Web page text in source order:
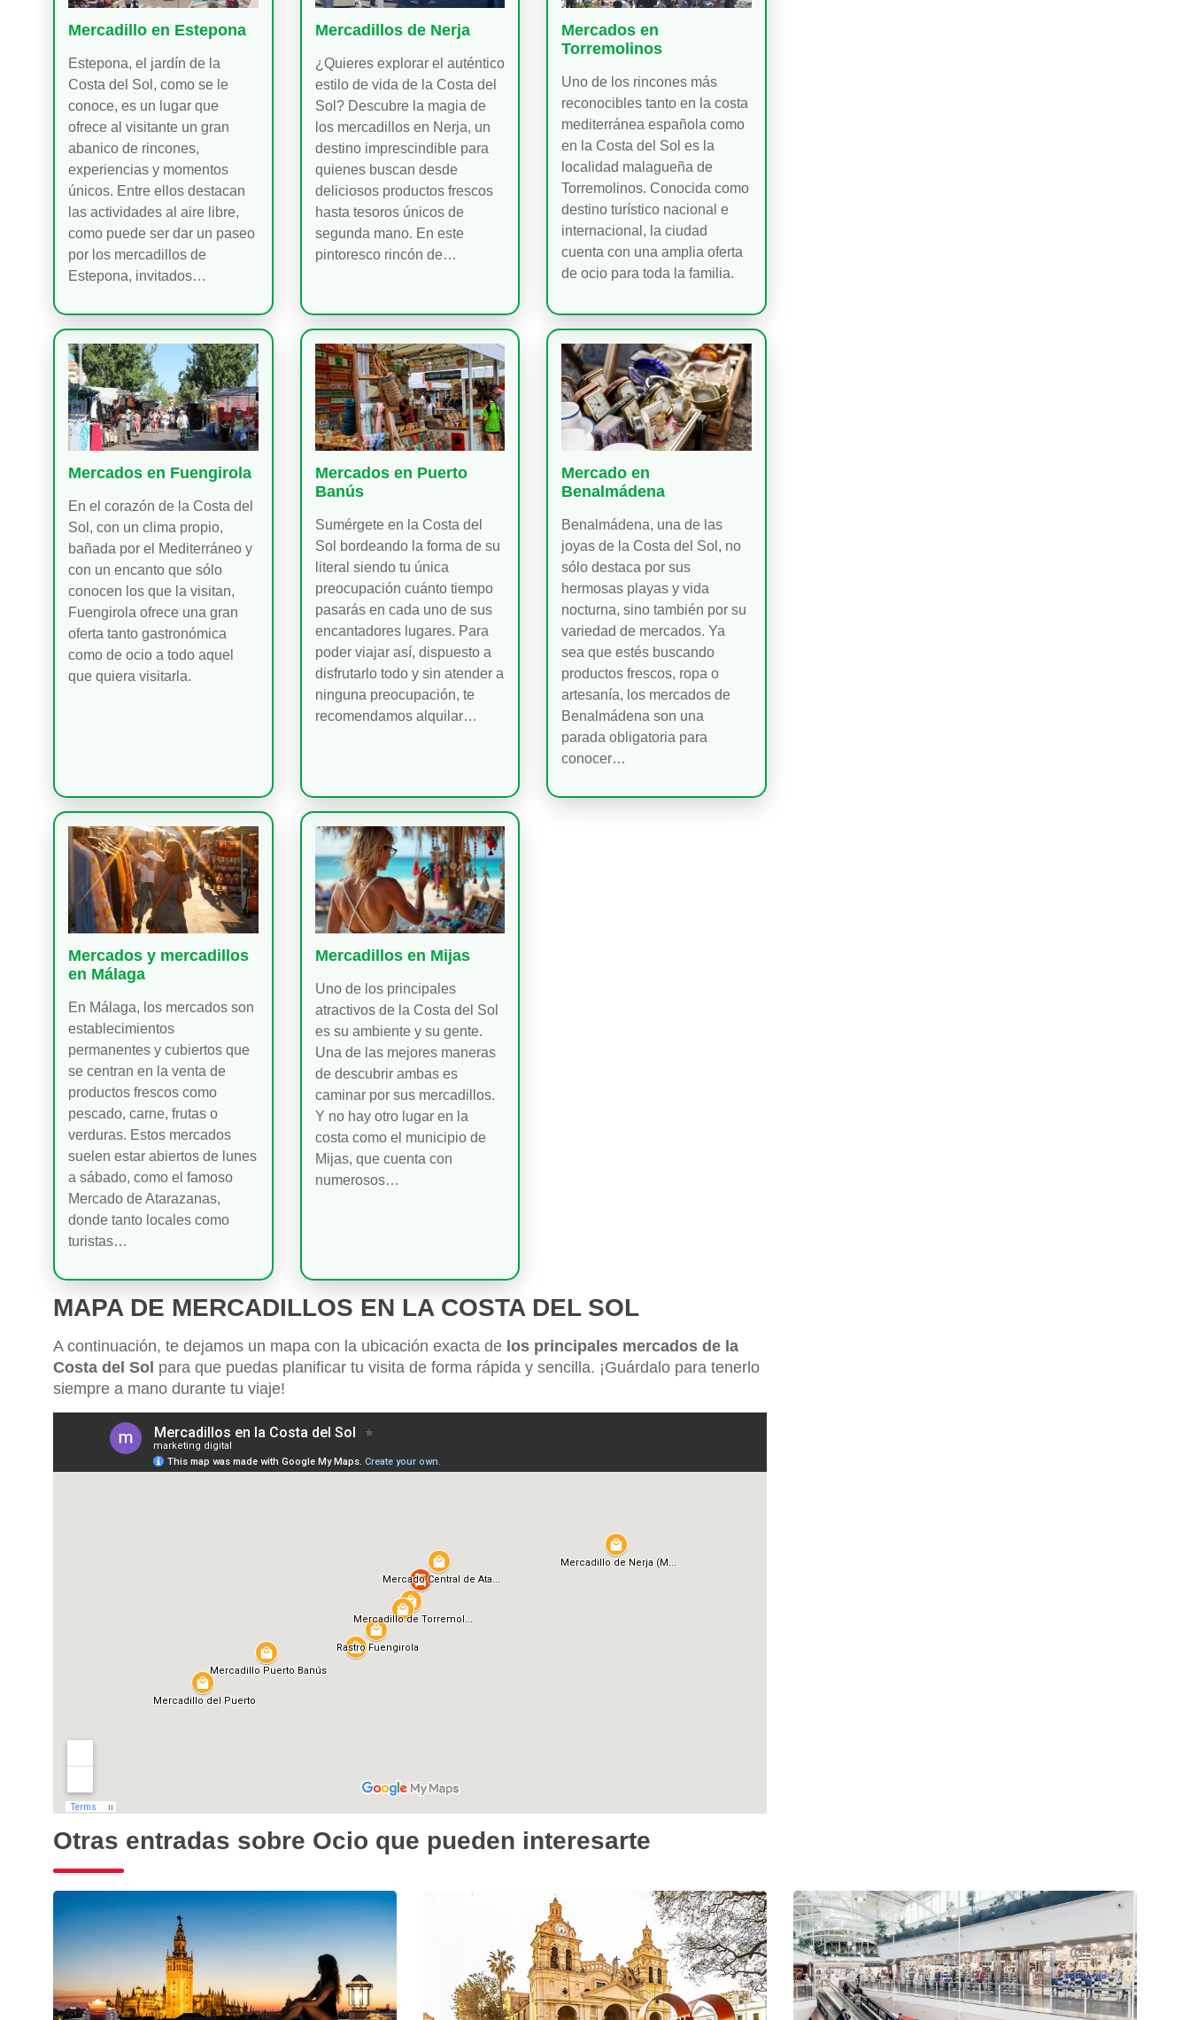
Mercadillo en Estepona
Estepona, el jardín de la
Costa del Sol, como se le
conoce, es un lugar que
ofrece al visitante un gran
abanico de rincones,
experiencias y momentos
únicos. Entre ellos destacan
las actividades al aire libre,
como puede ser dar un paseo
por los mercadillos de
Estepona, invitados…
Mercadillos de Nerja
¿Quieres explorar el auténtico
estilo de vida de la Costa del
Sol? Descubre la magia de
los mercadillos en Nerja, un
destino imprescindible para
quienes buscan desde
deliciosos productos frescos
hasta tesoros únicos de
segunda mano. En este
pintoresco rincón de…
Mercados en
Torremolinos
Uno de los rincones más
reconocibles tanto en la costa
mediterránea española como
en la Costa del Sol es la
localidad malagueña de
Torremolinos. Conocida como
destino turístico nacional e
internacional, la ciudad
cuenta con una amplia oferta
de ocio para toda la familia.
Mercados en Fuengirola
En el corazón de la Costa del
Sol, con un clima propio,
bañada por el Mediterráneo y
con un encanto que sólo
conocen los que la visitan,
Fuengirola ofrece una gran
oferta tanto gastronómica
como de ocio a todo aquel
que quiera visitarla.
Mercados en Puerto
Banús
Sumérgete en la Costa del
Sol bordeando la forma de su
literal siendo tu única
preocupación cuánto tiempo
pasarás en cada uno de sus
encantadores lugares. Para
poder viajar así, dispuesto a
disfrutarlo todo y sin atender a
ninguna preocupación, te
recomendamos alquilar…
Mercado en
Benalmádena
Benalmádena, una de las
joyas de la Costa del Sol, no
sólo destaca por sus
hermosas playas y vida
nocturna, sino también por su
variedad de mercados. Ya
sea que estés buscando
productos frescos, ropa o
artesanía, los mercados de
Benalmádena son una
parada obligatoria para
conocer…
Mercados y mercadillos
en Málaga
En Málaga, los mercados son
establecimientos
permanentes y cubiertos que
se centran en la venta de
productos frescos como
pescado, carne, frutas o
verduras. Estos mercados
suelen estar abiertos de lunes
a sábado, como el famoso
Mercado de Atarazanas,
donde tanto locales como
turistas…
Mercadillos en Mijas
Uno de los principales
atractivos de la Costa del Sol
es su ambiente y su gente.
Una de las mejores maneras
de descubrir ambas es
caminar por sus mercadillos.
Y no hay otro lugar en la
costa como el municipio de
Mijas, que cuenta con
numerosos…
MAPA DE MERCADILLOS EN LA COSTA DEL SOL
A continuación, te dejamos un mapa con la ubicación exacta de los principales mercados de la
Costa del Sol para que puedas planificar tu visita de forma rápida y sencilla. ¡Guárdalo para tenerlo
siempre a mano durante tu viaje!
Otras entradas sobre Ocio que pueden interesarte